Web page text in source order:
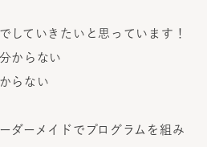
していきたいと思っています！
からない
らない
ダーメイドでプログラムを組み